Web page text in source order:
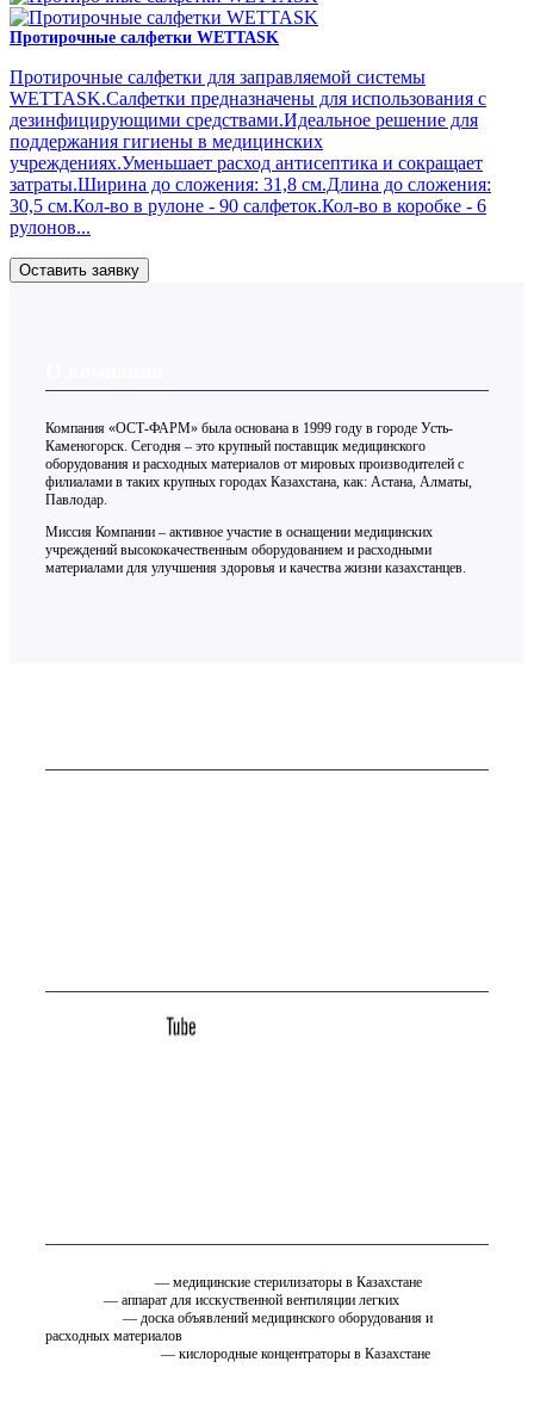
Протирочные салфетки WETTASK
Протирочные салфетки для заправляемой системы
WETTASK.Салфетки предназначены для использования с
дезинфицирующими средствами.Идеальное решение для
поддержания гигиены в медицинских
учреждениях.Уменьшает расход антисептика и сокращает
затраты.Ширина до сложения: 31,8 см.Длина до сложения:
30,5 см.Кол-во в рулоне - 90 салфеток.Кол-во в коробке - 6
рулонов...
Оставить заявку
Компания «ОСТ-ФАРМ» была основана в 1999 году в городе Усть-
Каменогорск. Сегодня – это крупный поставщик медицинского
оборудования и расходных материалов от мировых производителей с
филиалами в таких крупных городах Казахстана, как: Астана, Алматы,
Павлодар.
Миссия Компании – активное участие в оснащении медицинских
учреждений высококачественным оборудованием и расходными
материалами для улучшения здоровья и качества жизни казахстанцев.
— медицинские стерилизаторы в Казахстане
— аппарат для исскуственной вентиляции легких
— доска объявлений медицинского оборудования и
расходных материалов
— кислородные концентраторы в Казахстане